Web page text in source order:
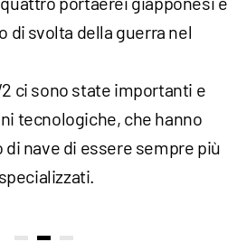
di svolta della guerra nel
ci sono state importanti e
tecnologiche, che hanno
nave di essere sempre più